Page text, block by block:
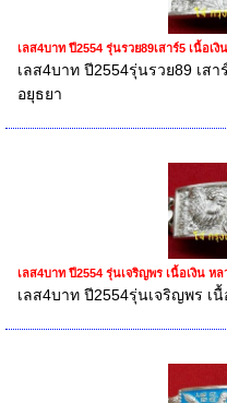
เลส4บาท ปี2554 รุ่นรวย89เสาร์5 เนื้อเ
เลส4บาท ปี2554รุ่นรวย89 เส
อยุธยา
เลส4บาท ปี2554 รุ่นเจริญพร เนื้อเงิน ห
เลส4บาท ปี2554รุ่นเจริญพร เ